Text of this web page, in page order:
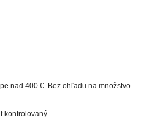
nad 400 €. Bez ohľadu na množstvo.
kontrolovaný.